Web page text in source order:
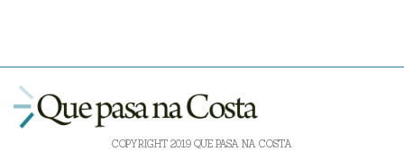
COPYRIGHT 2019 QUE PASA NA COSTA